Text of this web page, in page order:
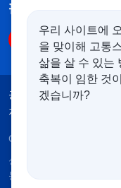
팔로우하기
공지 이용약관
저작권 명시
Copyright © 2026
성경은 개역한글에서 인
분적으로 다음체를 사용
우리 사이트에
을 맞이해 고통
삶을 살 수 있는
축복이 임한 것
겠습니까?